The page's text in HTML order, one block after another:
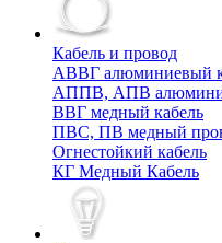
Кабель и провод
АВВГ алюминиевый
АППВ, АПВ
ВВГ медный кабель
ПВС, ПВ медный
Огнестойкий кабель
КГ Медный Кабель